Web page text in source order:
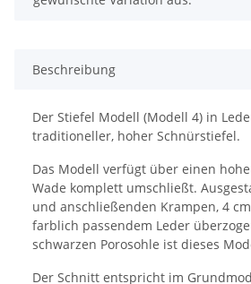
Beschreibung
Der Stiefel Modell (Modell 4) in
traditioneller, hoher Schnürstiefel.
Das Modell verfügt über einen
Wade komplett umschließt.
und anschließenden Krampen, 4
farblich passendem Leder
schwarzen Porosohle ist dieses
Der Schnitt entspricht im